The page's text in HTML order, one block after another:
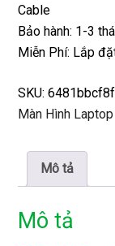
Cable
Bảo hành: 1-3
Miễn Phí: Lắp
SKU:
Màn Hình
Mô tả
Mô tả